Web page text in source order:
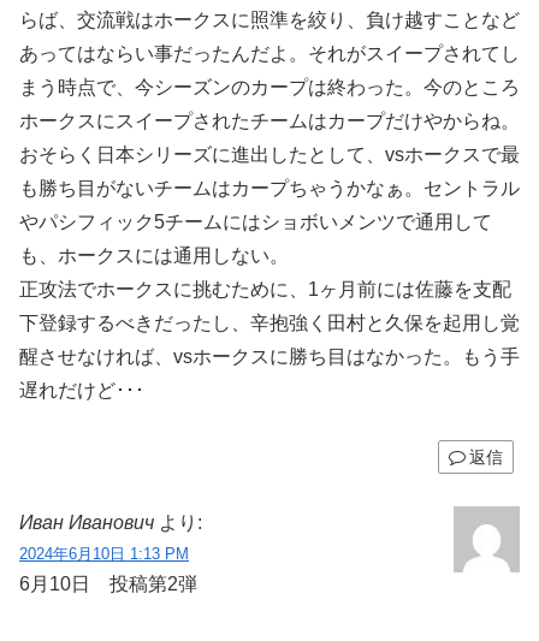
らば、交流戦はホークスに照準を絞り、負け越すことなど
あってはならい事だったんだよ。それがスイープされてし
まう時点で、今シーズンのカープは終わった。今のところ
ホークスにスイープされたチームはカープだけやからね。
おそらく日本シリーズに進出したとして、vsホークスで最
も勝ち目がないチームはカープちゃうかなぁ。セントラル
やパシフィック5チームにはショボいメンツで通用して
も、ホークスには通用しない。
正攻法でホークスに挑むために、1ヶ月前には佐藤を支配
下登録するべきだったし、辛抱強く田村と久保を起用し覚
醒させなければ、vsホークスに勝ち目はなかった。もう手
遅れだけど･･･
返信
Иван Иванович より:
2024年6月10日 1:13 PM
6月10日 投稿第2弾